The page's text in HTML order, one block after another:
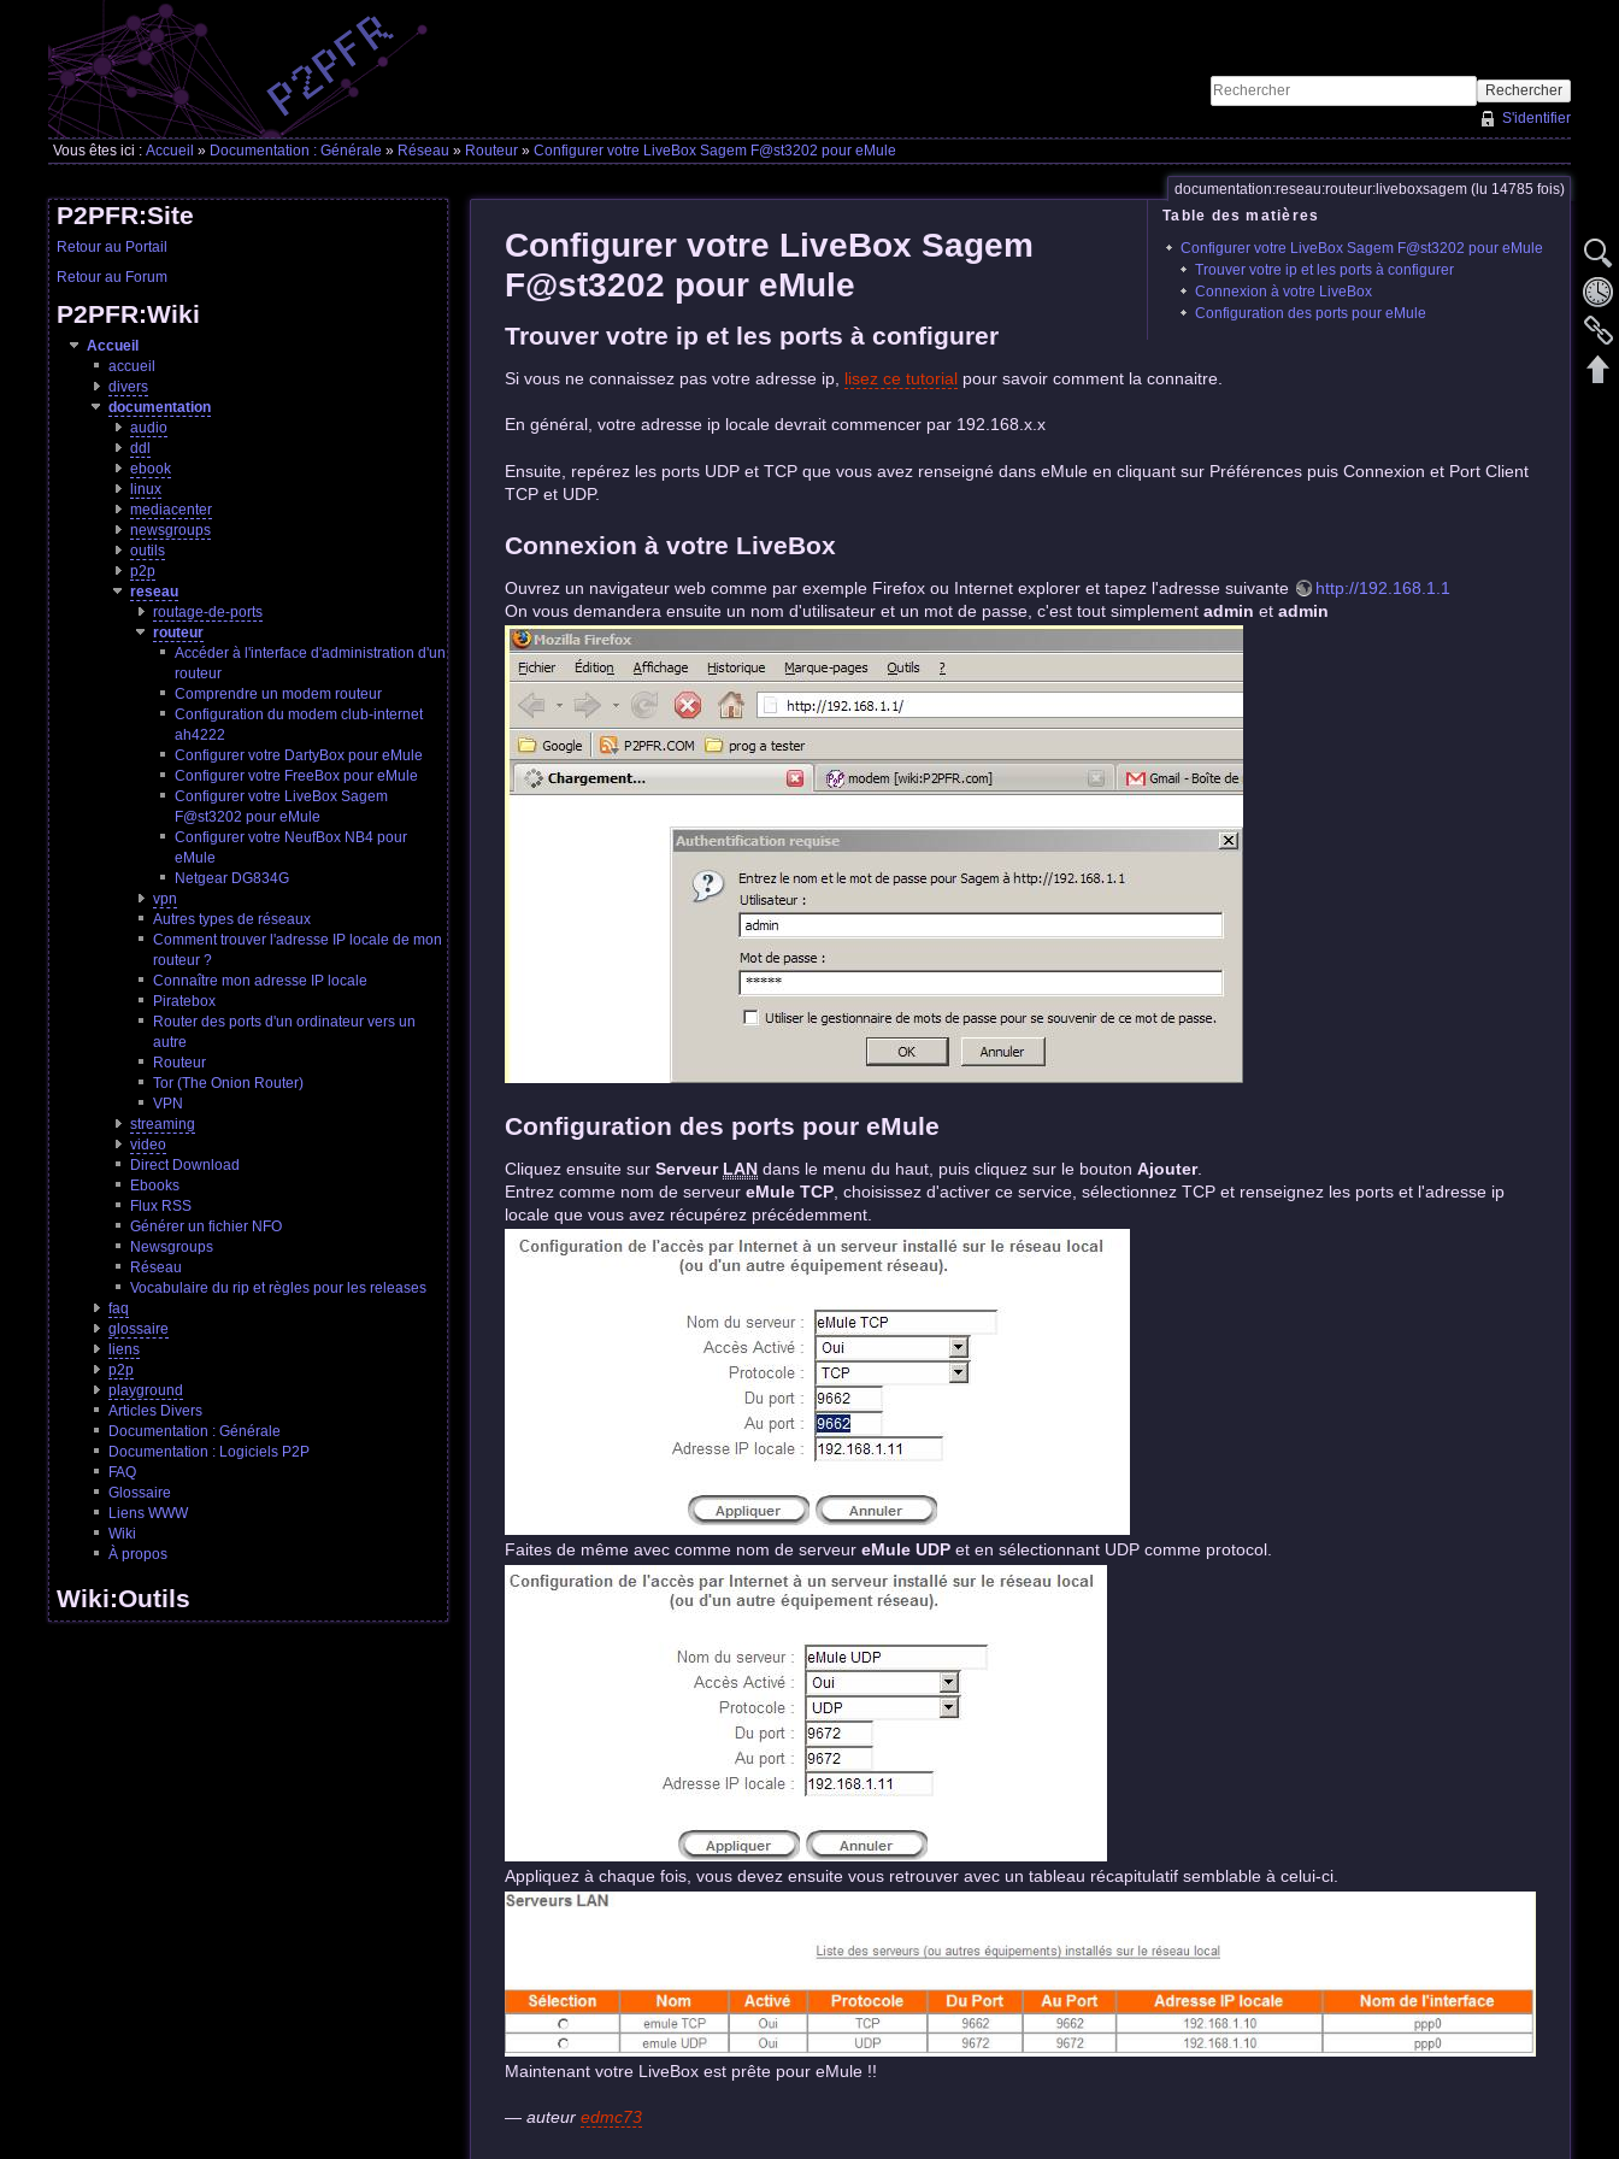
Rechercher
S'identifier
Vous êtes ici :Accueil » Documentation : Générale » Réseau » Routeur »Configurer votre LiveBox Sagem F@st3202 pour eMule
P2PFR:Site
Retour au Portail
Retour au Forum
P2PFR:Wiki
Accueil
accueil
divers
documentation
audio
ddl
ebook
linux
mediacenter
newsgroups
outils
p2p
reseau
routage-de-ports
routeur
Accéder à l'interface d'administration d'un
routeur
Comprendre un modem routeur
Configuration du modem club-internet
ah4222
Configurer votre DartyBox pour eMule
Configurer votre FreeBox pour eMule
Configurer votre LiveBox Sagem
F@st3202 pour eMule
Configurer votre NeufBox NB4 pour
eMule
Netgear DG834G
vpn
Autres types de réseaux
Comment trouver l'adresse IP locale de mon
routeur ?
Connaître mon adresse IP locale
Piratebox
Router des ports d'un ordinateur vers un
autre
Routeur
Tor (The Onion Router)
VPN
streaming
video
Direct Download
Ebooks
Flux RSS
Générer un fichier NFO
Newsgroups
Réseau
Vocabulaire du rip et règles pour les releases
faq
glossaire
liens
p2p
playground
Articles Divers
Documentation : Générale
Documentation : Logiciels P2P
FAQ
Glossaire
Liens WWW
Wiki
À propos
Wiki:Outils
documentation:reseau:routeur:liveboxsagem (lu 14785 fois)
Table des matières
Configurer votre LiveBox Sagem F@st3202 pour eMule
Trouver votre ip et les ports à configurer
Connexion à votre LiveBox
Configuration des ports pour eMule
Configurer votre LiveBox Sagem
F@st3202 pour eMule
Trouver votre ip et les ports à configurer
Si vous ne connaissez pas votre adresse ip, lisez ce tutorial pour savoir comment la connaitre.
En général, votre adresse ip locale devrait commencer par 192.168.x.x
Ensuite, repérez les ports UDP et TCP que vous avez renseigné dans eMule en cliquant sur Préférences puis Connexion et Port Client
TCP et UDP.
Connexion à votre LiveBox
Ouvrez un navigateur web comme par exemple Firefox ou Internet explorer et tapez l'adresse suivante
http://192.168.1.1
On vous demandera ensuite un nom d'utilisateur et un mot de passe, c'est tout simplement admin et admin
Configuration des ports pour eMule
Cliquez ensuite sur Serveur LAN dans le menu du haut, puis cliquez sur le bouton Ajouter.
Entrez comme nom de serveur eMule TCP , choisissez d'activer ce service, sélectionnez TCP et renseignez les ports et l'adresse ip
locale que vous avez récupérez précédemment.
Faites de même avec comme nom de serveur eMule UDP et en sélectionnant UDP comme protocol.
Appliquez à chaque fois, vous devez ensuite vous retrouver avec un tableau récapitulatif semblable à celui-ci.
Maintenant votre LiveBox est prête pour eMule !!
— auteur edmc73